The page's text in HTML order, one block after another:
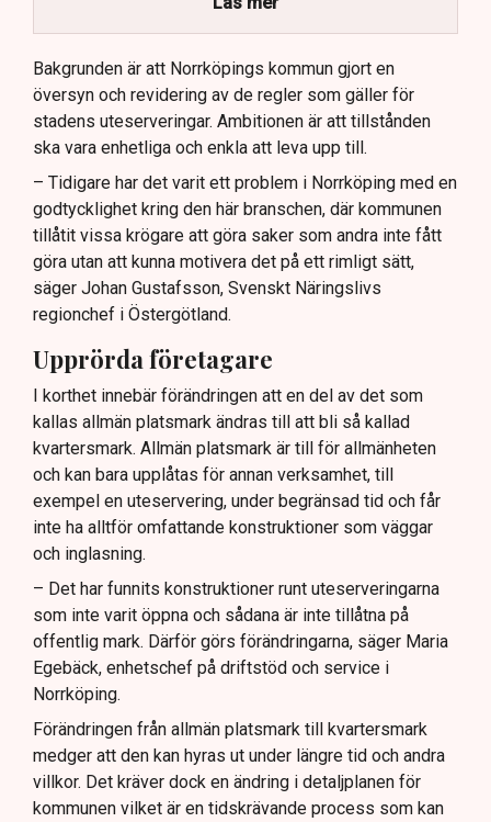
Kommunen vill skapa enhetliga regler för
uteserveringar.
Lindas Kula ställer in uteserveringen för
sommaren.
Bakgrunden är att Norrköpings kommun gjort en
översyn och revidering av de regler som gäller för
stadens uteserveringar. Ambitionen är att tillstånden
ska vara enhetliga och enkla att leva upp till.
– Tidigare har det varit ett problem i Norrköping med en
godtycklighet kring den här branschen, där kommunen
tillåtit vissa krögare att göra saker som andra inte fått
göra utan att kunna motivera det på ett rimligt sätt,
säger Johan Gustafsson, Svenskt Näringslivs
regionchef i Östergötland.
Upprörda företagare
I korthet innebär förändringen att en del av det som
kallas allmän platsmark ändras till att bli så kallad
kvartersmark. Allmän platsmark är till för allmänheten
och kan bara upplåtas för annan verksamhet, till
exempel en uteservering, under begränsad tid och får
inte ha alltför omfattande konstruktioner som väggar
och inglasning.
– Det har funnits konstruktioner runt uteserveringarna
som inte varit öppna och sådana är inte tillåtna på
offentlig mark. Därför görs förändringarna, säger Maria
Egebäck, enhetschef på driftstöd och service i
Norrköping.
Förändringen från allmän platsmark till kvartersmark
medger att den kan hyras ut under längre tid och andra
villkor. Det kräver dock en ändring i detaljplanen för
kommunen vilket är en tidskrävande process som kan